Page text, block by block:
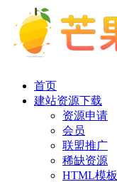
首页
建站资源下载
资源申请
会员
联盟推广
稀缺资源
HTML模板